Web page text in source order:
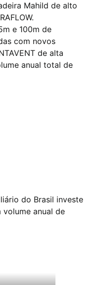
Mahild de alto
e 100m de
com novos
de alta
anual total de
do Brasil investe
volume anual de